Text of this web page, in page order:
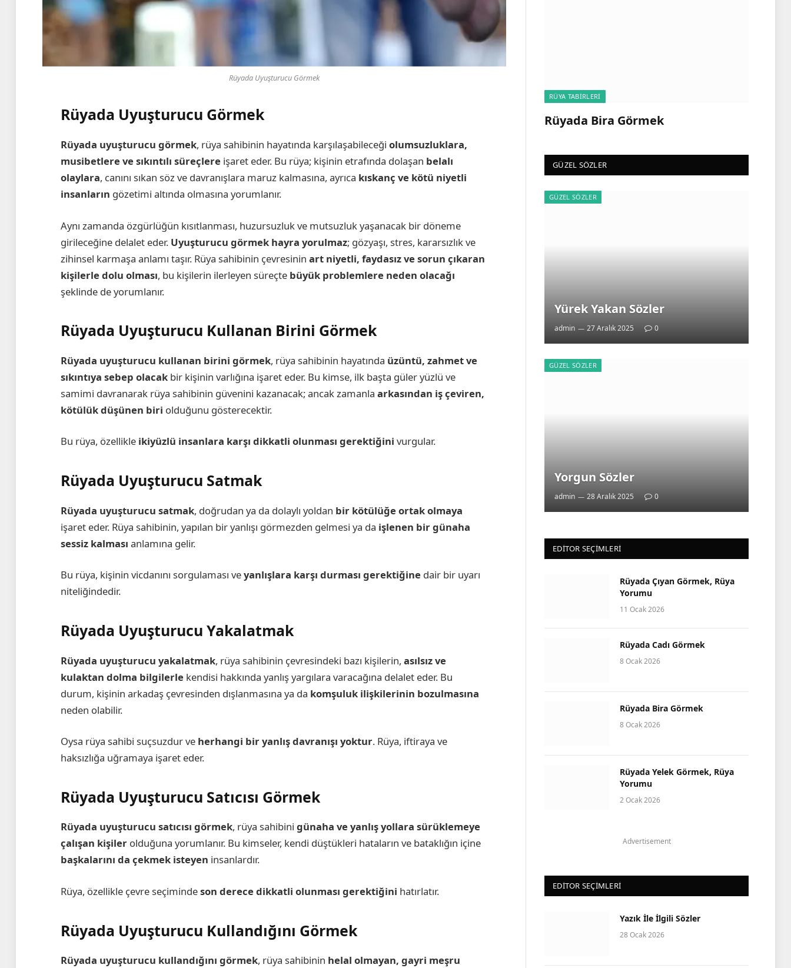
Rüyada Uyuşturucu Görmek
Rüyada Uyuşturucu Görmek
Rüyada uyuşturucu görmek, rüya sahibinin hayatında karşılaşabileceği olumsuzluklara,
musibetlere ve sıkıntılı süreçlere işaret eder. Bu rüya; kişinin etrafında dolaşan belalı
olaylara, canını sıkan söz ve davranışlara maruz kalmasına, ayrıca kıskanç ve kötü niyetli
insanların gözetimi altında olmasına yorumlanır.
Aynı zamanda özgürlüğün kısıtlanması, huzursuzluk ve mutsuzluk yaşanacak bir döneme
girileceğine delalet eder. Uyuşturucu görmek hayra yorulmaz; gözyaşı, stres, kararsızlık ve
zihinsel karmaşa anlamı taşır. Rüya sahibinin çevresinin art niyetli, faydasız ve sorun çıkaran
kişilerle dolu olması, bu kişilerin ilerleyen süreçte büyük problemlere neden olacağı
şeklinde de yorumlanır.
Rüyada Uyuşturucu Kullanan Birini Görmek
Rüyada uyuşturucu kullanan birini görmek, rüya sahibinin hayatında üzüntü, zahmet ve
sıkıntıya sebep olacak bir kişinin varlığına işaret eder. Bu kimse, ilk başta güler yüzlü ve
samimi davranarak rüya sahibinin güvenini kazanacak; ancak zamanla arkasından iş çeviren,
kötülük düşünen biri olduğunu gösterecektir.
Bu rüya, özellikle ikiyüzlü insanlara karşı dikkatli olunması gerektiğini vurgular.
Rüyada Uyuşturucu Satmak
Rüyada uyuşturucu satmak, doğrudan ya da dolaylı yoldan bir kötülüğe ortak olmaya
işaret eder. Rüya sahibinin, yapılan bir yanlışı görmezden gelmesi ya da işlenen bir günaha
sessiz kalması anlamına gelir.
Bu rüya, kişinin vicdanını sorgulaması veyanlışlara karşı durması gerektiğine dair bir uyarı
niteliğindedir.
Rüyada Uyuşturucu Yakalatmak
Rüyada uyuşturucu yakalatmak, rüya sahibinin çevresindeki bazı kişilerin, asılsız ve
kulaktan dolma bilgilerle kendisi hakkında yanlış yargılara varacağına delalet eder. Bu
durum, kişinin arkadaş çevresinden dışlanmasına ya da komşuluk ilişkilerinin bozulmasına
neden olabilir.
Oysa rüya sahibi suçsuzdur ve herhangi bir yanlış davranışı yoktur. Rüya, iftiraya ve
haksızlığa uğramaya işaret eder.
Rüyada Uyuşturucu Satıcısı Görmek
Rüyada uyuşturucu satıcısı görmek, rüya sahibini günaha ve yanlış yollara sürüklemeye
çalışan kişiler olduğuna yorumlanır. Bu kimseler, kendi düştükleri hataların ve bataklığın içine
başkalarını da çekmek isteyen insanlardır.
Rüya, özellikle çevre seçimindeson derece dikkatli olunması gerektiğini hatırlatır.
Rüyada Uyuşturucu Kullandığını Görmek
Rüyada uyuşturucu kullandığını görmek, rüya sahibinin helal olmayan, gayri meşru
RÜYA TABIRLERI
Rüyada Bira Görmek
GÜZEL SÖZLER
GÜZEL SÖZLER
Yürek Yakan Sözler
admin 27 Aralık 2025 0
GÜZEL SÖZLER
Yorgun Sözler
admin 28 Aralık 2025 0
EDITOR SEÇIMLERI
Rüyada Çıyan Görmek, Rüya
Yorumu
11 Ocak 2026
Rüyada Cadı Görmek
8 Ocak 2026
Rüyada Bira Görmek
8 Ocak 2026
Rüyada Yelek Görmek, Rüya
Yorumu
2 Ocak 2026
Advertisement
EDITOR SEÇIMLERI
Yazık İle İlgili Sözler
28 Ocak 2026